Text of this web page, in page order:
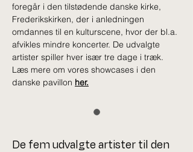
foregår i den tilstødende danske kirke,
Frederikskirken, der i anledningen
omdannes til en kulturscene, hvor der bl.a.
afvikles mindre koncerter. De udvalgte
artister spiller hver især tre dage i træk.
Læs mere om vores showcases i den
danske pavillon her.
De fem udvalgte artister til den